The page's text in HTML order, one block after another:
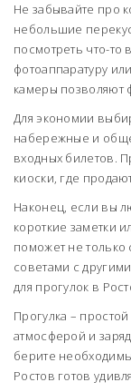
Не забывайте про
небольшие
посмотреть что-то
фотоаппаратуру
камеры позволяют
Для экономии
набережные и
входных билетов.
киоски, где
Наконец, если вы
короткие заметки
поможет не только
советами с
для прогулок в
Прогулка –
атмосферой и
берите
Ростов готов